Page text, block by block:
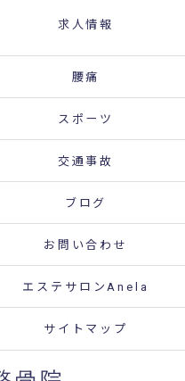
求人情報
腰痛
スポーツ
交通事故
ブログ
お問い合わせ
エステサロンAnela
サイトマップ